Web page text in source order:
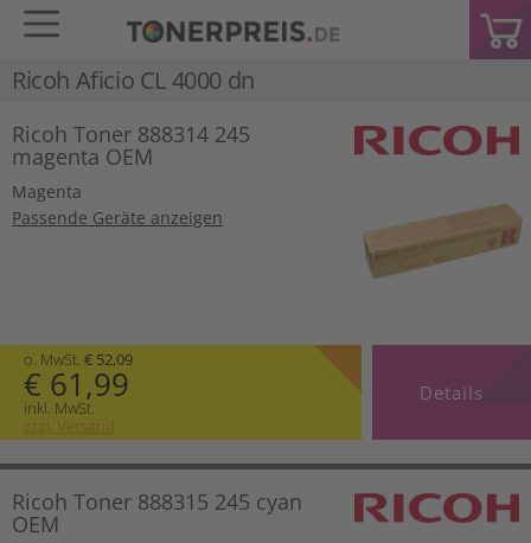
Ricoh Aficio CL 4000 dn
Ricoh Toner 888314 245
magenta OEM
Magenta
Passende Geräte anzeigen
o. MwSt. € 52,09
€ 61,99
inkl. MwSt.
zzgl. Versand
Details
Ricoh Toner 888315 245 cyan
OEM